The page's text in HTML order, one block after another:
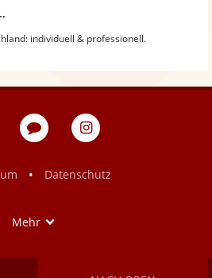
individuell & professionell.
Blog
eventpeppers
• Datenschutz
Mehr